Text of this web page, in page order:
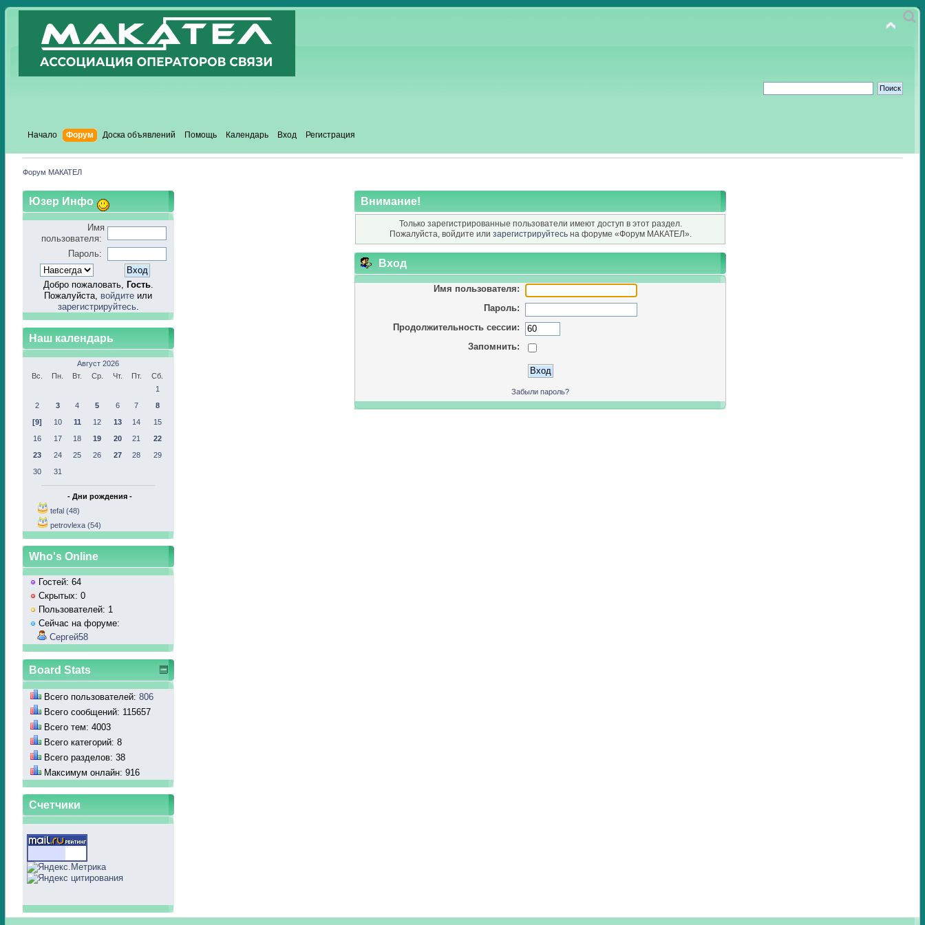
Начало Форум Доска объявлений Помощь Календарь Вход Регистрация
Форум МАКАТЕЛ
Юзер Инфо
Имя
пользователя:
Пароль:
Добро пожаловать, Гость.
Пожалуйста, войдите или
зарегистрируйтесь.
Наш календарь
Август 2026
Вс.
Пн. Вт. Ср. Чт. Пт.
Сб.
1
2
3 4 5 6 7
8
[9]
10 11 12 13 14
15
16
17 18 19 20 21
22
23
24 25 26 27 28
29
30
31
- Дни рождения -
tefal (48)
petrovlexa (54)
Who's Online
Гостей: 64
Скрытых: 0
Пользователей: 1
Сейчас на форуме:
Сергей58
Board Stats
Всего пользователей:806
Всего сообщений: 115657
Всего тем: 4003
Всего категорий: 8
Всего разделов: 38
Максимум онлайн: 916
Счетчики
Внимание!
Только зарегистрированные пользователи имеют доступ в этот раздел.
Пожалуйста, войдите или зарегистрируйтесьна форуме «Форум МАКАТЕЛ».
Вход
Имя пользователя:
Пароль:
Продолжительность сессии:
Запомнить:
Забыли пароль?